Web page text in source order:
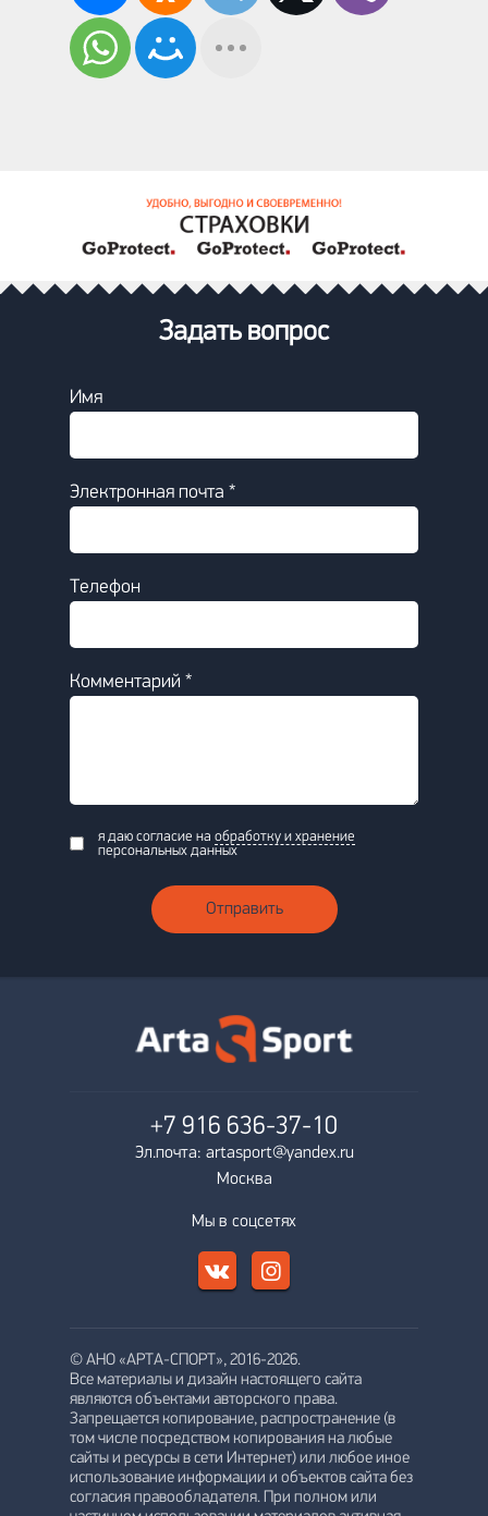
Задать вопрос
Имя
Электронная почта *
Телефон
Комментарий *
я даю согласие на обработку и хранение
персональных данных
Отправить
+7 916 636-37-10
Эл.почта: artasport@yandex.ru
Москва
Мы в соцсетях
© АНО «АРТА-СПОРТ», 2016-2026.
Все материалы и дизайн настоящего сайта
являются объектами авторского права.
Запрещается копирование, распространение (в
том числе посредством копирования на любые
сайты и ресурсы в сети Интернет) или любое иное
использование информации и объектов сайта без
согласия правообладателя. При полном или